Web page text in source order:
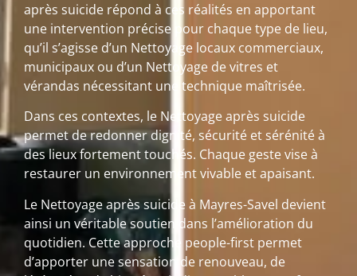
après suicide répond à ces réalités en apportant
une intervention précise pour chaque type de lieu,
qu’il s’agisse d’un Nettoyage locaux commerciaux,
municipaux ou d’un Nettoyage de vitres et
vérandas nécessitant une technique maîtrisée.
Dans ces contextes, le Nettoyage après suicide
permet de redonner dignité, sécurité et sérénité à
des lieux fortement touchés. Chaque geste vise à
restaurer un environnement vivable et apaisant.
Le Nettoyage après suicide à Mayres-Savel devient
ainsi un véritable soutien dans l’amélioration du
quotidien. Cette approche people-first permet
d’apporter une sensation de renouveau, de